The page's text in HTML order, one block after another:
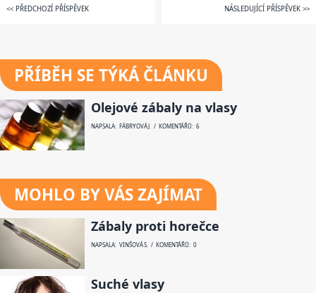
<< PŘEDCHOZÍ PŘÍSPĚVEK NÁSLEDUJÍCÍ PŘÍSPĚVEK >>
PŘÍBĚH SE TÝKÁ ČLÁNKU
Olejové zábaly na vlasy
NAPSALA: FÁBRYOVÁ J. / KOMENTÁŘŮ: 6
MOHLO BY VÁS ZAJÍMAT
Zábaly proti horečce
NAPSALA: VINŠOVÁ S. / KOMENTÁŘŮ: 0
Suché vlasy